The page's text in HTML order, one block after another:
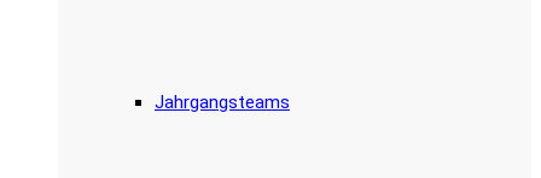
Jahrgangsteams